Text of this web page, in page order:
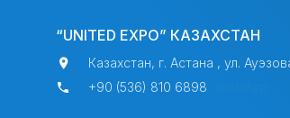
“UNITED EXPO” КАЗАХСТАН
Казахстан, г. Астана , ул.
+90 (536) 810 6898